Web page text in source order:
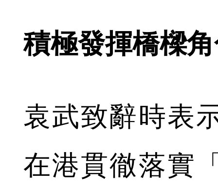
積極發揮橋樑
袁武致辭時表
在港貫徹落實